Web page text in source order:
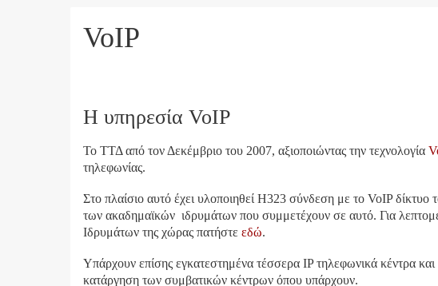
VoIP
Η υπηρεσία VoIP
Το ΤΤΔ από τον Δεκέμβριο του 2007, αξιοποιώντας την τεχνολογία
τηλεφωνίας.
Στο πλαίσιο αυτό έχει υλοποιηθεί H323 σύνδεση με το VoIP
των ακαδημαϊκών ιδρυμάτων που συμμετέχουν σε αυτό. Για
Ιδρυμάτων της χώρας πατήστε εδώ.
Υπάρχουν επίσης εγκατεστημένα τέσσερα IP τηλεφωνικά κέντρα
κατάργηση των συμβατικών κέντρων όπου υπάρχουν.